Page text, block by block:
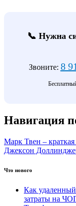
📞 Нужна
Звоните: 8
Навигация
Марк Твен –
Джексон
Что нового
Как
затраты на